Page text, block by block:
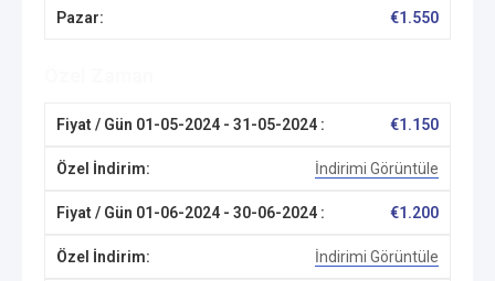
€1.550
€1.150
İndirimi Görüntüle
€1.200
İndirimi Görüntüle